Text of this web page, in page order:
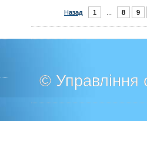
Назад 1 8 9
© Управління